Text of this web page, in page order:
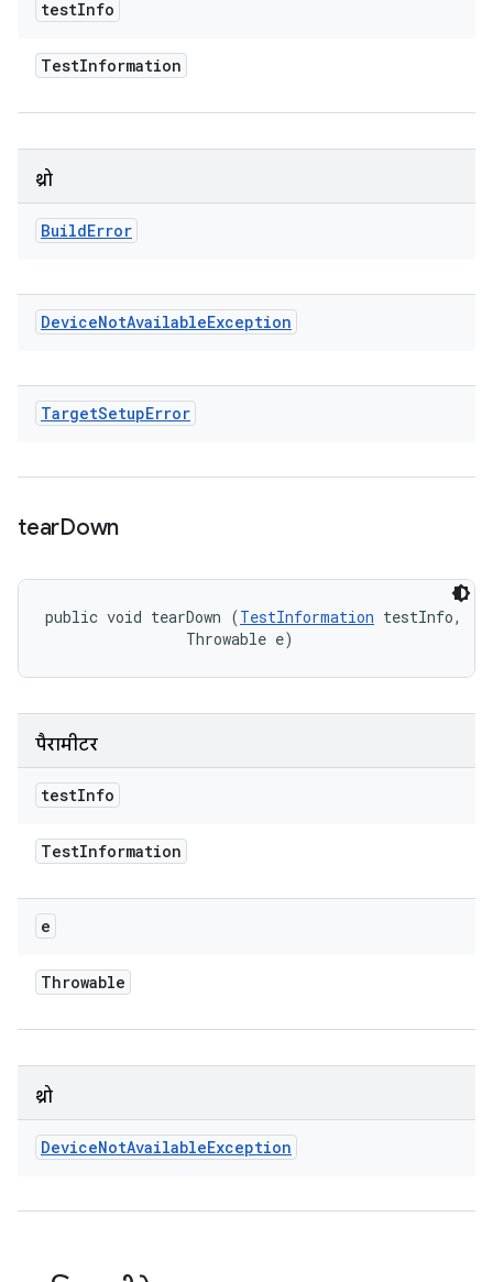
testInfo
TestInformation
थ्रो
BuildError
DeviceNotAvailableException
TargetSetupError
tearDown
public void tearDown (TestInformation testInfo,
                Throwable e)
पैरामीटर
testInfo
TestInformation
e
Throwable
थ्रो
DeviceNotAvailableException